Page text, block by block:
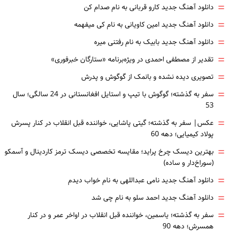
= دانلود آهنگ جدید کارو قربانی به نام صدام کن
= دانلود آهنگ جدید امین کاویانی به نام کی میفهمه
= دانلود آهنگ جدید بابیک به نام رفتنی میره
= تقدیر از مصطفی احمدی در ویژه‌برنامه «ستارگان خبرفوری»
= تصویری دیده نشده و بانمک از گوگوش و پدرش
=
سفر به گذشته؛ گوگوش با تیپ و استایل افغانستانی در 24 سالگی؛ سال
53
= عکس| سفر به گذشته؛ گیتی پاشایی، خواننده قبل انقلاب در کنار پسرش
پولاد کیمیایی؛ دهه 60
= بهترین دیسک چرخ پراید؛ مقایسه تخصصی دیسک ترمز کاردینال و آسمکو
(سوراخ‌دار و ساده)
= دانلود آهنگ جدید نامی عبداللهی به نام خواب دیدم
= دانلود آهنگ جدید احمد سلو به نام چی شد
= سفر به گذشته؛ یاسمین، خواننده قبل انقلاب در اواخر عمر و در کنار
همسرش؛ دهه 90